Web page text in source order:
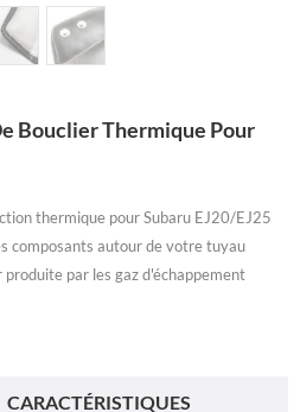
Bouclier Thermique Pour
thermique pour Subaru EJ20/EJ25
composants autour de votre tuyau
par les gaz d'échappement
CARACTÉRISTIQUES